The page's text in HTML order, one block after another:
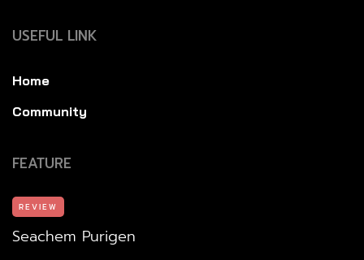
USEFUL LINK
Home
Community
FEATURE
REVIEW
Seachem Purigen